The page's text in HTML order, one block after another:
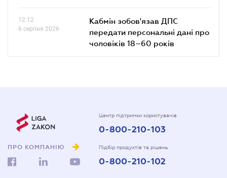
12.12
6 серпня 2026
Кабмін зобов'язав ДПС
передати персональні дані про
чоловіків 18–60 років
ПРО КОМПАНІЮ
Центр підтримки користувачів
0-800-210-103
Підбір продуктів та рішень
0-800-210-102